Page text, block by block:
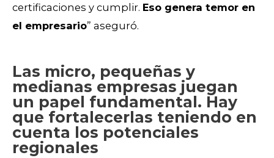
certificaciones y cumplir. Eso genera temor en
el empresario” aseguró.
Las micro, pequeñas y
medianas empresas juegan
un papel fundamental. Hay
que fortalecerlas teniendo en
cuenta los potenciales
regionales